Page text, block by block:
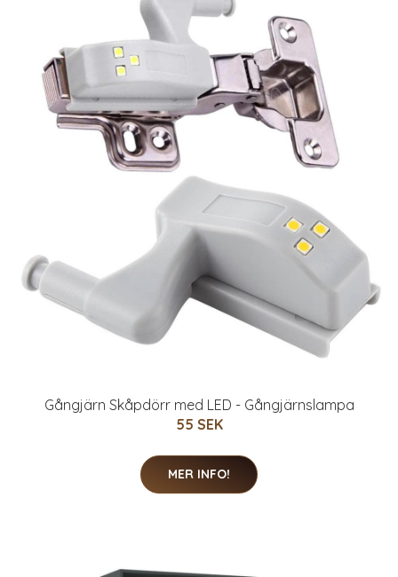
Gångjärn Skåpdörr med LED - Gångjärnslampa
55 SEK
MER INFO!